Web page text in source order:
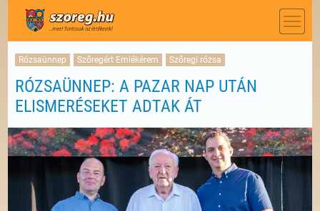
Rózsaünnep Szőregért Emlékérem Szőregi rózsa
RÓZSAÜNNEP: A PAZAR NAP UTÁN
ELISMERÉSEKET ADTAK ÁT